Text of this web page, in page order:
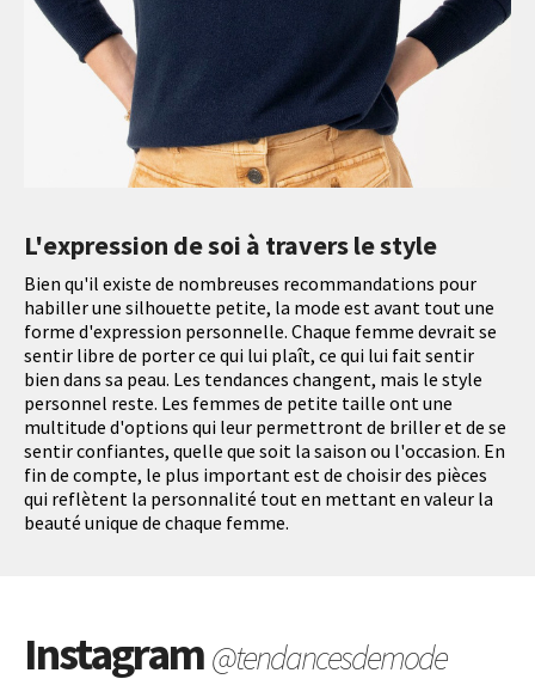
L'expression de soi à travers le style
Bien qu'il existe de nombreuses recommandations pour
habiller une silhouette petite, la mode est avant tout une
forme d'expression personnelle. Chaque femme devrait se
sentir libre de porter ce qui lui plaît, ce qui lui fait sentir
bien dans sa peau. Les tendances changent, mais le style
personnel reste. Les femmes de petite taille ont une
multitude d'options qui leur permettront de briller et de se
sentir confiantes, quelle que soit la saison ou l'occasion. En
fin de compte, le plus important est de choisir des pièces
qui reflètent la personnalité tout en mettant en valeur la
beauté unique de chaque femme.
Instagram@tendancesdemode